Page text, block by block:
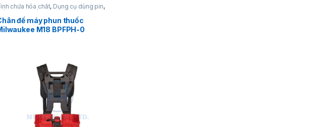
chứa hóa chất, Dụng cụ dùng pin,
Máy phun thuốc
Milwaukee
đế máy phun thuốc
M18 BPFPH-0